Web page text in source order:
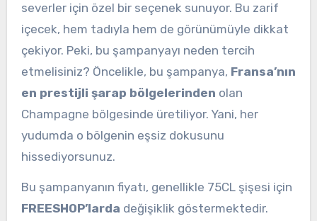
severler için özel bir seçenek sunuyor. Bu zarif
içecek, hem tadıyla hem de görünümüyle dikkat
çekiyor. Peki, bu şampanyayı neden tercih
etmelisiniz? Öncelikle, bu şampanya, Fransa’nın
en prestijli şarap bölgelerinden olan
Champagne bölgesinde üretiliyor. Yani, her
yudumda o bölgenin eşsiz dokusunu
hissediyorsunuz.
Bu şampanyanın fiyatı, genellikle 75CL şişesi için
FREESHOP’larda değişiklik göstermektedir.